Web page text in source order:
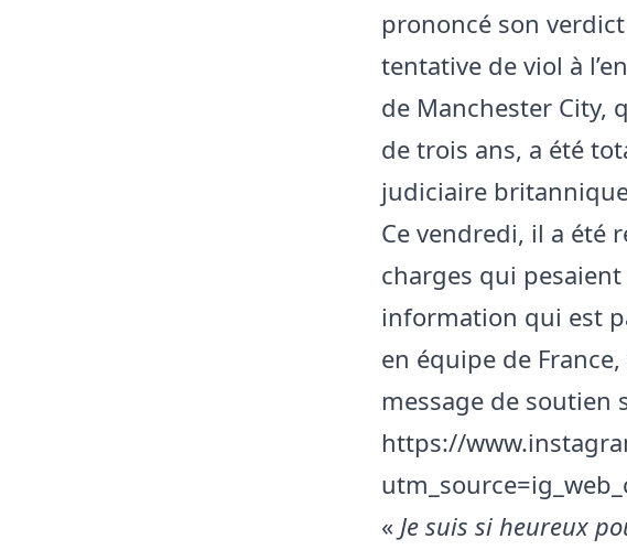
prononcé son
tentative de viol à
de Manchester City,
de trois ans, a été
judiciaire
Ce vendredi, il a été
charges qui
information qui est
en équipe de
message de soutien
https://
« Je suis si heureux